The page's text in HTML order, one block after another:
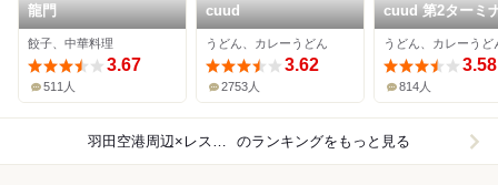
龍門
餃子、中華料理
3.67
511人
cuud
うどん、カレーうどん
3.62
2753人
cuud 第2ターミ
店
うどん、カレーうど
3.58
814人
羽田空港周辺×レストラン のランキングをもっと見る